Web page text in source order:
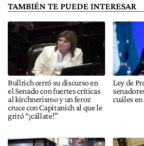
TAMBIÉN TE PUEDE INTERESAR
Bullrich cerró su discurso en
el Senado con fuertes críticas
al kirchnerismo y un feroz
cruce con Capitanich al que le
gritó “¡cállate!”
Ley de
cuáles